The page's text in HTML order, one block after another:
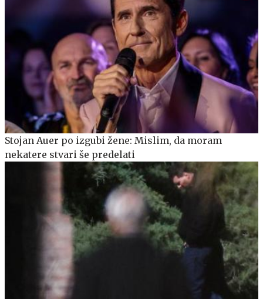
Stojan Auer po izgubi žene: Mislim, da moram
nekatere stvari še predelati